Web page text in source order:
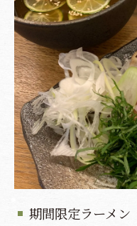
期間限定ラーメン